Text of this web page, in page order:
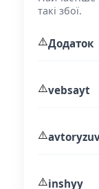
такі збої.
⚠️Додаток
⚠️vebsayt
⚠️
⚠️inshyy